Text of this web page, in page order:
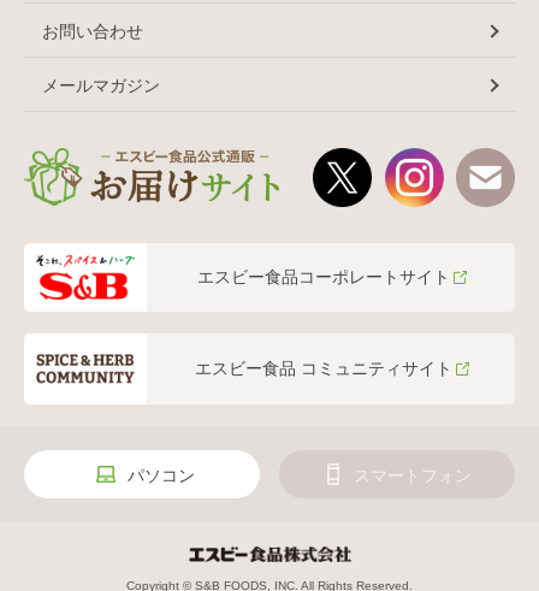
お問い合わせ
メールマガジン
エスビー食品コーポレートサイト
エスビー食品 コミュニティサイト
パソコン スマートフォン
Copyright © S&B FOODS, INC. All Rights Reserved.